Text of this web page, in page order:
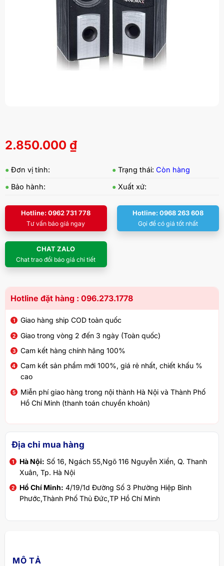
2.850.000 ₫
● Đơn vị tính: ● Trạng thái: Còn hàng
● Bảo hành: ● Xuất xứ:
Hotline: 0962 731 778
Tư vấn báo giá ngay
Hotline: 0968 263 608
Gọi để có giá tốt nhất
CHAT ZALO
Chat trao đổi báo giá chi tiết
Hotline đặt hàng : 096.273.1778
Giao hàng ship COD toàn quốc
Giao trong vòng 2 đến 3 ngày (Toàn quốc)
Cam kết hàng chính hãng 100%
Cam kết sản phẩm mới 100%, giá rẻ nhất, chiết khấu %
cao
Miễn phí giao hàng trong nội thành Hà Nội và Thành Phố
Hồ Chí Minh (thanh toán chuyển khoản)
Địa chỉ mua hàng
Hà Nội: Số 16, Ngách 55,Ngõ 116 Nguyễn Xiển, Q. Thanh
Xuân, Tp. Hà Nội
Hồ Chí Minh: 4/19/1d Đường Số 3 Phường Hiệp Bình
Phước,Thành Phố Thủ Đức,TP Hồ Chí Minh
MÔ TẢ